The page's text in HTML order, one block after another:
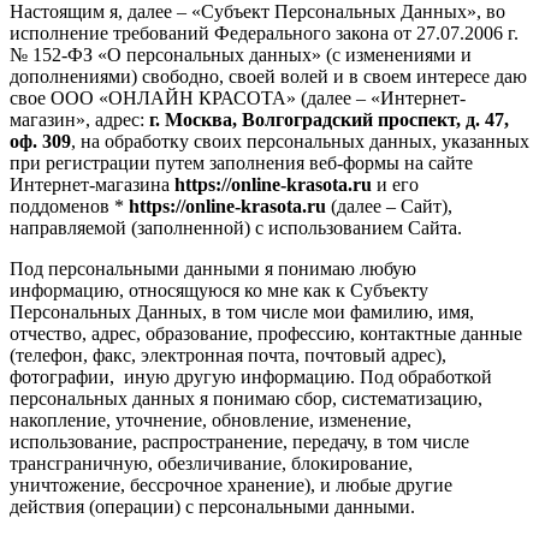
Настоящим я, далее – «Субъект Персональных Данных», во
исполнение требований Федерального закона от 27.07.2006 г.
№ 152-ФЗ «О персональных данных» (с изменениями и
дополнениями) свободно, своей волей и в своем интересе даю
свое ООО «ОНЛАЙН КРАСОТА» (далее – «Интернет-
магазин», адрес: г. Москва, Волгоградский проспект, д. 47,
оф. 309, на обработку своих персональных данных, указанных
при регистрации путем заполнения веб-формы на сайте
Интернет-магазина https://online-krasota.ru и его
поддоменов * https://online-krasota.ru (далее – Сайт),
направляемой (заполненной) с использованием Сайта.
Под персональными данными я понимаю любую
информацию, относящуюся ко мне как к Субъекту
Персональных Данных, в том числе мои фамилию, имя,
отчество, адрес, образование, профессию, контактные данные
(телефон, факс, электронная почта, почтовый адрес),
фотографии, иную другую информацию. Под обработкой
персональных данных я понимаю сбор, систематизацию,
накопление, уточнение, обновление, изменение,
использование, распространение, передачу, в том числе
трансграничную, обезличивание, блокирование,
уничтожение, бессрочное хранение), и любые другие
действия (операции) с персональными данными.